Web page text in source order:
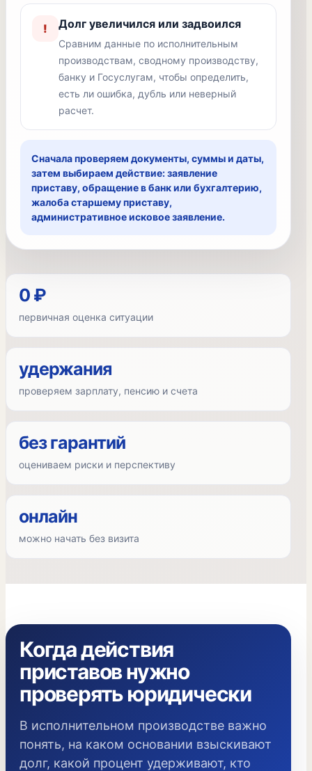
! Долг увеличился или задвоился
Сравним данные по исполнительным
производствам, сводному производству,
банку и Госуслугам, чтобы определить,
есть ли ошибка, дубль или неверный
расчет.
Сначала проверяем документы, суммы и даты,
затем выбираем действие: заявление
приставу, обращение в банк или бухгалтерию,
жалоба старшему приставу,
административное исковое заявление.
0 ₽
первичная оценка ситуации
удержания
проверяем зарплату, пенсию и счета
без гарантий
оцениваем риски и перспективу
онлайн
можно начать без визита
Когда действия
приставов нужно
проверять юридически
В исполнительном производстве важно
понять, на каком основании взыскивают
долг, какой процент удерживают, кто